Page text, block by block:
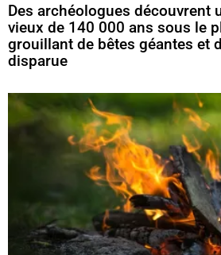
Des archéologues découvrent
vieux de 140 000 ans sous le
grouillant de bêtes géantes et
disparue